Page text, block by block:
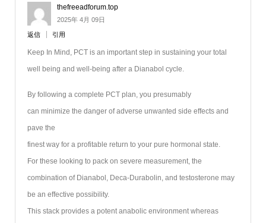
thefreeadforum.top
2025年 4月 09日
返信 引用
Keep In Mind, PCT is an important step in sustaining your total
well being and well-being after a Dianabol cycle.
By following a complete PCT plan, you presumably
can minimize the danger of adverse unwanted side effects and
pave the
finest way for a profitable return to your pure hormonal state.
For these looking to pack on severe measurement, the
combination of Dianabol, Deca-Durabolin, and testosterone may
be an effective possibility.
This stack provides a potent anabolic environment whereas